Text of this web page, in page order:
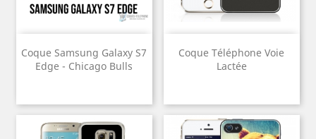
Coque Samsung Galaxy S7
Edge - Chicago Bulls
Coque Téléphone Voie
Lactée